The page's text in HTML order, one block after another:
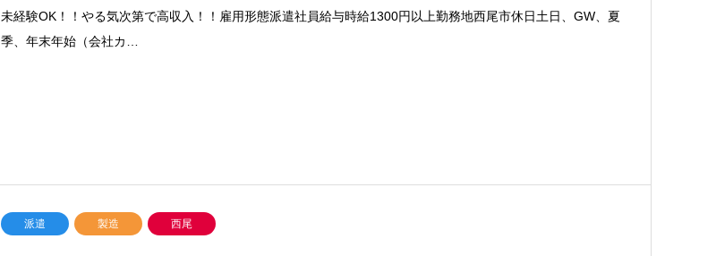
未経験OK！！やる気次第で高収入！！雇用形態派遣社員給与時給1300円以上勤務地西尾市休日土日、GW、夏
季、年末年始（会社カ…
派遣 製造 西尾